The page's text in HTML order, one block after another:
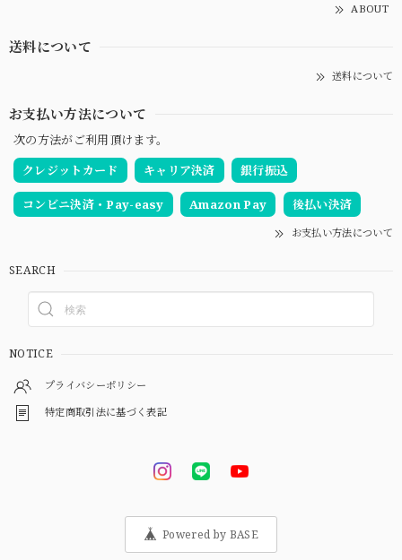
ABOUT
送料について
送料について
お支払い方法について
次の方法がご利用頂けます。
クレジットカード
キャリア決済 銀行振込
コンビニ決済・Pay-easy Amazon Pay 後払い決済
お支払い方法について
SEARCH
NOTICE
プライバシーポリシー
特定商取引法に基づく表記
Powered by BASE